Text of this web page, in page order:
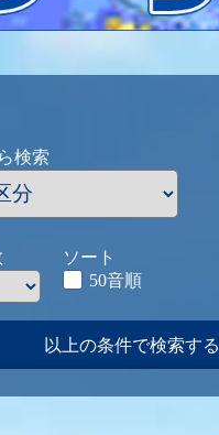
検索
ソート
50音順
以上の条件で検索する